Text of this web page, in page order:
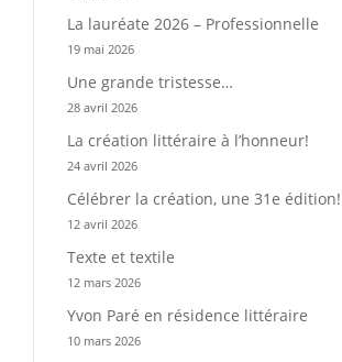
La lauréate 2026 – Professionnelle
19 mai 2026
Une grande tristesse…
28 avril 2026
La création littéraire à l’honneur!
24 avril 2026
Célébrer la création, une 31e édition!
12 avril 2026
Texte et textile
12 mars 2026
Yvon Paré en résidence littéraire
10 mars 2026